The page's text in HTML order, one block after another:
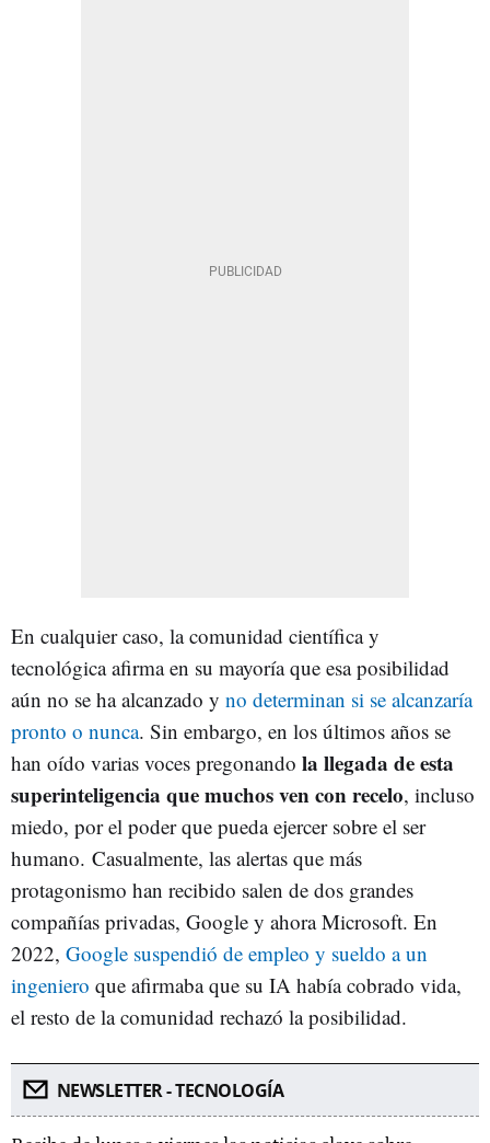
En cualquier caso, la comunidad científica y
tecnológica afirma en su mayoría que esa posibilidad
aún no se ha alcanzado y no determinan si se alcanzaría
pronto o nunca. Sin embargo, en los últimos años se
han oído varias voces pregonando la llegada de esta
superinteligencia que muchos ven con recelo, incluso
miedo, por el poder que pueda ejercer sobre el ser
humano. Casualmente, las alertas que más
protagonismo han recibido salen de dos grandes
compañías privadas, Google y ahora Microsoft. En
2022, Google suspendió de empleo y sueldo a un
ingeniero que afirmaba que su IA había cobrado vida,
el resto de la comunidad rechazó la posibilidad.
NEWSLETTER - TECNOLOGÍA